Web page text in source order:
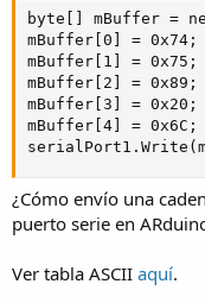
byte[] mBuffer
mBuffer[0] =
mBuffer[1] =
mBuffer[2] =
mBuffer[3] =
mBuffer[4] =
¿Cómo envío una
puerto serie en
Ver tabla ASCII aquí.